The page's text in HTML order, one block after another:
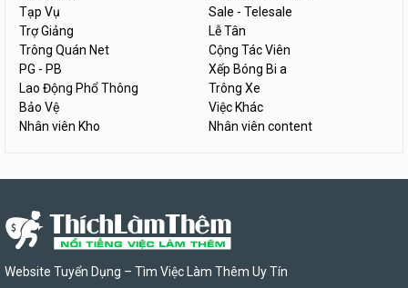
Tạp Vụ
Sale - Telesale
Trợ Giảng
Lễ Tân
Trông Quán Net
Cộng Tác Viên
PG - PB
Xếp Bóng Bi a
Lao Động Phổ Thông
Trông Xe
Bảo Vệ
Việc Khác
Nhân viên Kho
Nhân viên content
Website Tuyển Dụng – Tìm Việc Làm Thêm Uy Tín